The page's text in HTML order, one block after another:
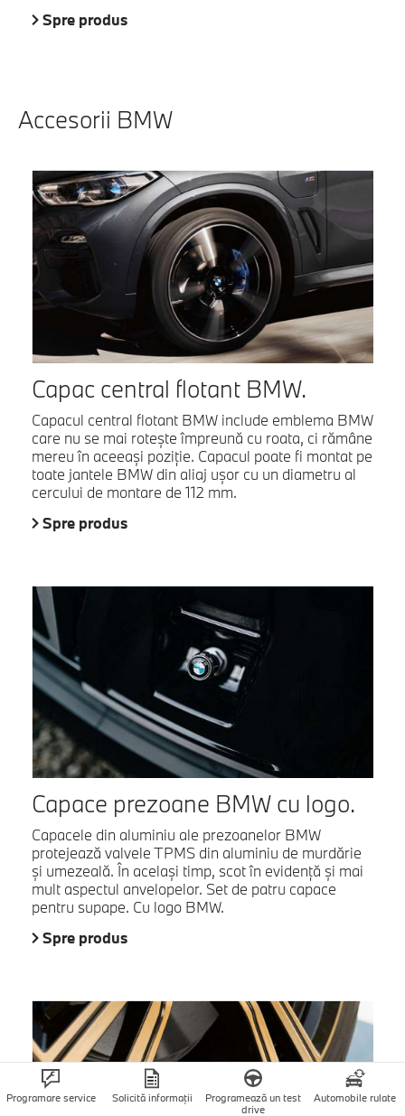
Spre produs
Accesorii BMW
Capac central flotant BMW.
Capacul central flotant BMW include emblema BMW
care nu se mai roteşte împreună cu roata, ci rămâne
mereu în aceeaşi poziţie. Capacul poate fi montat pe
toate jantele BMW din aliaj uşor cu un diametru al
cercului de montare de 112 mm.
Spre produs
Capace prezoane BMW cu logo.
Capacele din aluminiu ale prezoanelor BMW
protejează valvele TPMS din aluminiu de murdărie
şi umezeală. În acelaşi timp, scot în evidenţă şi mai
mult aspectul anvelopelor. Set de patru capace
pentru supape. Cu logo BMW.
Spre produs
Programare service Solicită informații
Programează un test
drive
Automobile rulate